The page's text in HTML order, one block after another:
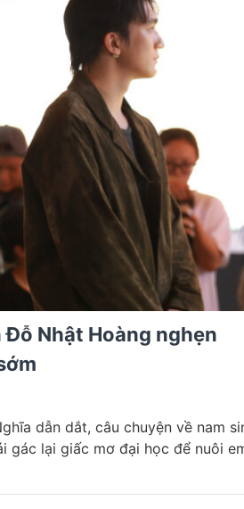
Nhật Hoàng nghẹn
dẫn dắt, câu chuyện về nam
gác lại giấc mơ đại học để nuôi